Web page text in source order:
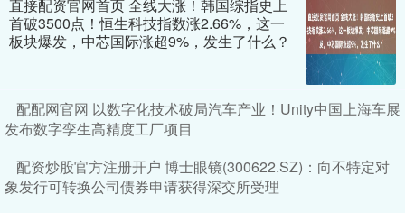
直接配资官网首页 全线大涨！韩国综指史上
首破3500点！恒生科技指数涨2.66%，这一
板块爆发，中芯国际涨超9%，发生了什么？
配配网官网 以数字化技术破局汽车产业！Unity中国上海车展
发布数字孪生高精度工厂项目
配资炒股官方注册开户 博士眼镜(300622.SZ)：向不特定对
象发行可转换公司债券申请获得深交所受理